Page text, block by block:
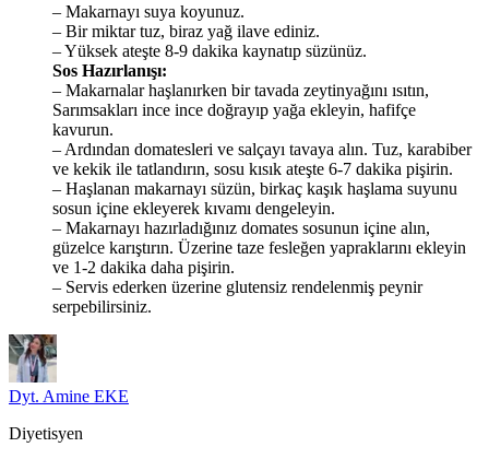
– Makarnayı suya koyunuz.
– Bir miktar tuz, biraz yağ ilave ediniz.
– Yüksek ateşte 8-9 dakika kaynatıp süzünüz.
Sos Hazırlanışı:
– Makarnalar haşlanırken bir tavada zeytinyağını ısıtın,
Sarımsakları ince ince doğrayıp yağa ekleyin, hafifçe
kavurun.
– Ardından domatesleri ve salçayı tavaya alın. Tuz, karabiber
ve kekik ile tatlandırın, sosu kısık ateşte 6-7 dakika pişirin.
– Haşlanan makarnayı süzün, birkaç kaşık haşlama suyunu
sosun içine ekleyerek kıvamı dengeleyin.
– Makarnayı hazırladığınız domates sosunun içine alın,
güzelce karıştırın. Üzerine taze fesleğen yapraklarını ekleyin
ve 1-2 dakika daha pişirin.
– Servis ederken üzerine glutensiz rendelenmiş peynir
serpebilirsiniz.
Dyt. Amine EKE
Diyetisyen